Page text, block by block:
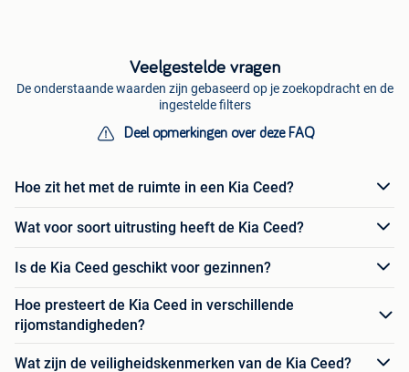
Veelgestelde vragen
De onderstaande waarden zijn gebaseerd op je zoekopdracht en de
ingestelde filters
Deel opmerkingen over deze FAQ
Hoe zit het met de ruimte in een Kia Ceed?
Wat voor soort uitrusting heeft de Kia Ceed?
Is de Kia Ceed geschikt voor gezinnen?
Hoe presteert de Kia Ceed in verschillende
rijomstandigheden?
Wat zijn de veiligheidskenmerken van de Kia Ceed?